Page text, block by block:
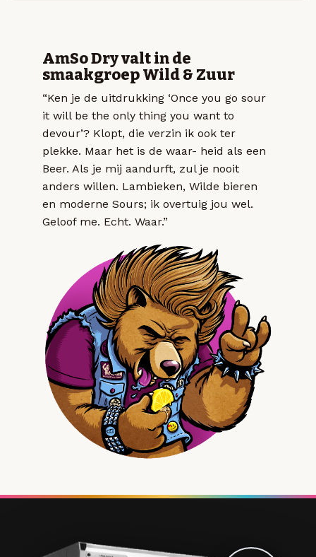
AmSo Dry valt in de
smaakgroep Wild & Zuur
“Ken je de uitdrukking ‘Once you go sour
it will be the only thing you want to
devour’? Klopt, die verzin ik ook ter
plekke. Maar het is de waar- heid als een
Beer. Als je mij aandurft, zul je nooit
anders willen. Lambieken, Wilde bieren
en moderne Sours; ik overtuig jou wel.
Geloof me. Echt. Waar.”